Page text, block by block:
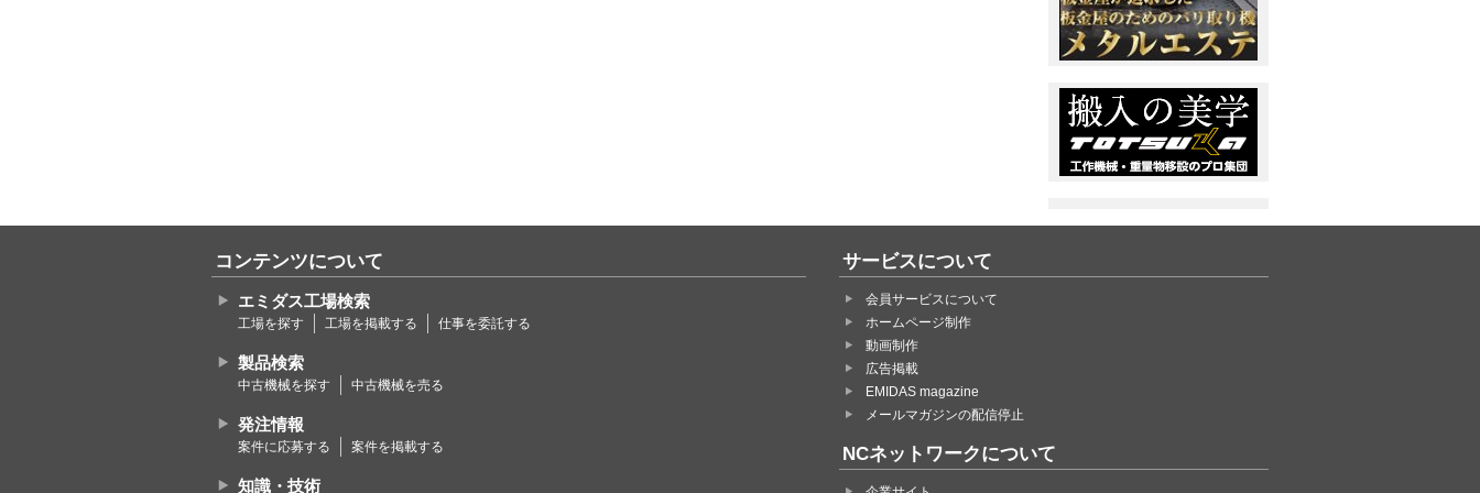
コンテンツについて
エミダス工場検索
工場を探す 工場を掲載する 仕事を委託する
製品検索
中古機械を探す 中古機械を売る
発注情報
案件に応募する 案件を掲載する
知識・技術
サービスについて
会員サービスについて
ホームページ制作
動画制作
広告掲載
EMIDAS magazine
メールマガジンの配信停止
NCネットワークについて